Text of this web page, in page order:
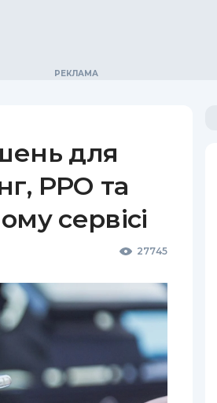
для
РРО та
сервісі
27745